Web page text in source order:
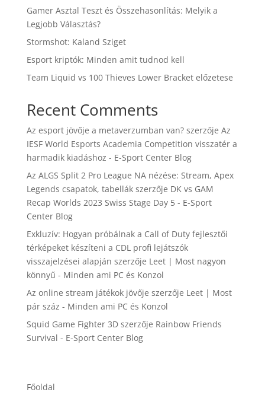
Gamer Asztal Teszt és Összehasonlítás: Melyik a
Legjobb Választás?
Stormshot: Kaland Sziget
Esport kriptók: Minden amit tudnod kell
Team Liquid vs 100 Thieves Lower Bracket előzetese
Recent Comments
Az esport jövője a metaverzumban van?szerzője Az
IESF World Esports Academia Competition visszatér a
harmadik kiadáshoz - E-Sport Center Blog
Az ALGS Split 2 Pro League NA nézése: Stream, Apex
Legends csapatok, tabellákszerzője DK vs GAM
Recap Worlds 2023 Swiss Stage Day 5 - E-Sport
Center Blog
Exkluzív: Hogyan próbálnak a Call of Duty fejlesztői
térképeket készíteni a CDL profi lejátszók
visszajelzései alapján szerzője Leet | Most nagyon
könnyű - Minden ami PC és Konzol
Az online stream játékok jövője szerzője Leet | Most
pár száz - Minden ami PC és Konzol
Squid Game Fighter 3Dszerzője Rainbow Friends
Survival - E-Sport Center Blog
Főoldal